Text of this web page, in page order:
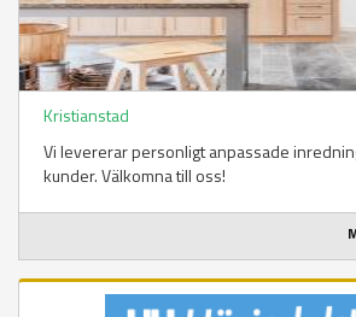
Kristianstad
Vi levererar personligt anpassade
kunder. Välkomna till oss!